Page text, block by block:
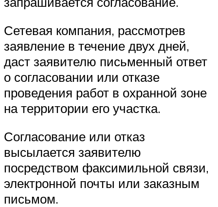
Сетевая компания, рассмотрев
заявление в течение двух дней,
даст заявителю письменный ответ
о согласовании или отказе
проведения работ в охранной зоне
на территории его участка.
Согласование или отказ
высылается заявителю
посредством факсимильной связи,
электронной почты или заказным
письмом.